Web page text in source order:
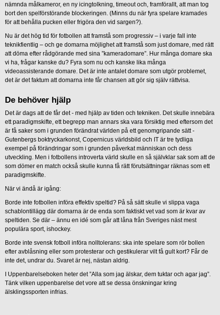
nämnda målkameror, en ny icingtolkning, timeout och, framförallt, att man tog
bort den spelförstörande blockeringen. (Minns du när fyra spelare kramades
för att behålla pucken eller frigöra den vid sargen?).
Nu är det hög tid för fotbollen att framstå som progressiv – i varje fall inte
teknikfientlig – och ge domarna möjlighet att framstå som just domare, med rätt
att döma efter rådgörande med sina ”kameradomare”. Hur många domare ska
vi ha, frågar kanske du? Fyra som nu och kanske lika många
videoassisterande domare. Det är inte antalet domare som utgör problemet,
det är det faktum att domarna inte får chansen att gör sig själv rättvisa.
De behöver hjälp
Det är dags att de får det - med hjälp av tiden och tekniken. Det skulle innebära
ett paradigmskifte, ett begrepp man annars ska vara försiktig med eftersom det
är få saker som i grunden förändrat världen på ett genomgripande sätt -
Gutenbergs boktryckarkonst, Copernicus världsbild och IT är tre tydliga
exempel på förändringar som i grunden påverkat människan och dess
utveckling. Men i fotbollens introverta värld skulle en så självklar sak som att de
som dömer en match också skulle kunna få rätt förutsättningar räknas som ett
paradigmskifte.
När vi ändå är igång:
Borde inte fotbollen införa effektiv speltid? På så sätt skulle vi slippa vaga
schablontillägg där domarna är de enda som faktiskt vet vad som är kvar av
speltiden. Se där – ännu en idé som går att låna från Sveriges näst mest
populära sport, ishockey.
Borde inte svensk fotboll införa nolltolerans: ska inte spelare som rör bollen
efter avblåsning eller som protesterar och gestikulerar vilt få gult kort? Får de
inte det, undrar du. Svaret är nej, nästan aldrig.
I Uppenbarelseboken heter det ”Alla som jag älskar, dem tuktar och agar jag”.
Tänk vilken uppenbarelse det vore att se dessa önskningar kring
älsklingssporten infrias.